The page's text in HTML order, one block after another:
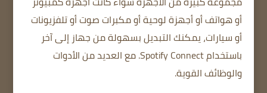
أو هواتف أو أجهزة لوحية أو مكبرات صوت أو تلفزيونات
أو سيارات، يمكنك التبديل بسهولة من جهاز إلى آخر
باستخدام Spotify Connect.
مع العديد من الأدوات
والوظائف القوية.